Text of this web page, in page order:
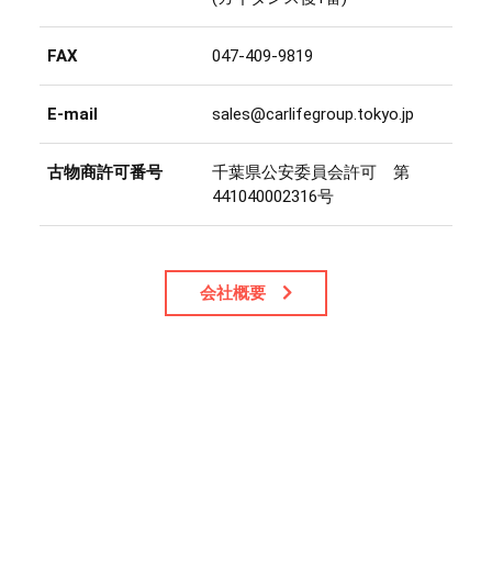
FAX 047-409-9819
E-mail sales@carlifegroup.tokyo.jp
古物商許可番号
千葉県公安委員会許可 第
441040002316号
会社概要